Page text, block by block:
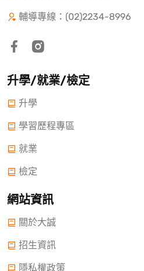
輔導專線：(02)2234-8996
升學/就業/檢定
升學
學習歷程專區
就業
檢定
網站資訊
關於大誠
招生資訊
隱私權政策